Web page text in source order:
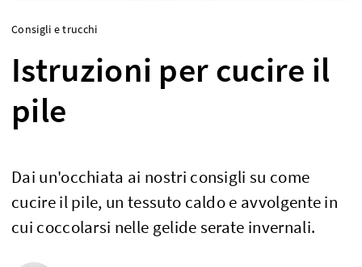
Consigli e trucchi
Istruzioni per cucire il
pile
Dai un'occhiata ai nostri consigli su come
cucire il pile, un tessuto caldo e avvolgente in
cui coccolarsi nelle gelide serate invernali.